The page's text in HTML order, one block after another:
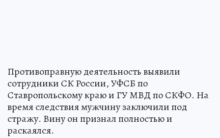
Противоправную деятельность выявили
сотрудники СК России, УФСБ по
Ставропольскому краю и ГУ МВД по СКФО. На
время следствия мужчину заключили под
стражу. Вину он признал полностью и
раскаялся.